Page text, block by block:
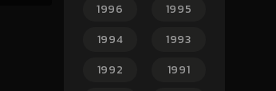
1996
1995
1994
1993
1992
1991